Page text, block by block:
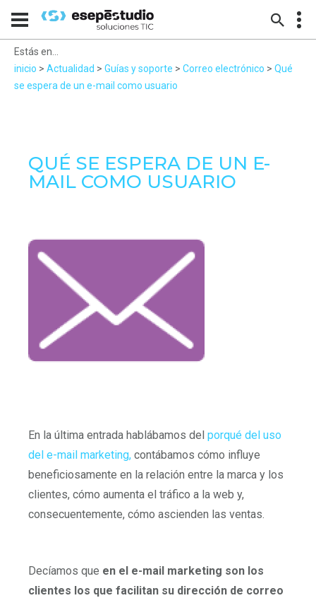
Estás en...
inicio > Actualidad > Guías y soporte > Correo electrónico > Qué
se espera de un e-mail como usuario
QUÉ SE ESPERA DE UN E-
MAIL COMO USUARIO
En la última entrada hablábamos del porqué del uso
del e-mail marketing, contábamos cómo influye
beneficiosamente en la relación entre la marca y los
clientes, cómo aumenta el tráfico a la web y,
consecuentemente, cómo ascienden las ventas.
Decíamos que en el e-mail marketing son los
clientes los que facilitan su dirección de correo